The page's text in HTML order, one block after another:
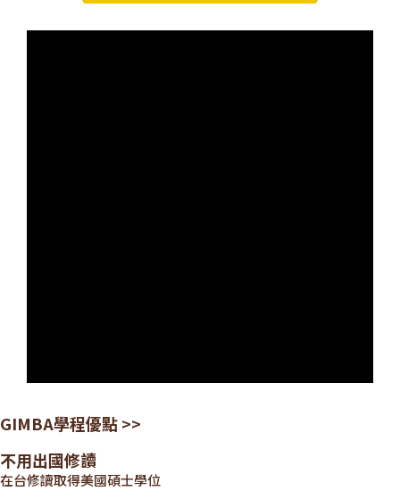
GIMBA學程優點 >>
不用出國修讀
在台修讀取得美國碩士學位